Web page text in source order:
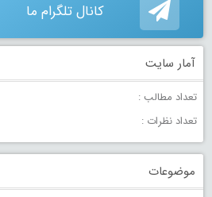
کانال تلگرام ما
آمار سایت
تعداد مطالب :
تعداد نظرات :
موضوعات